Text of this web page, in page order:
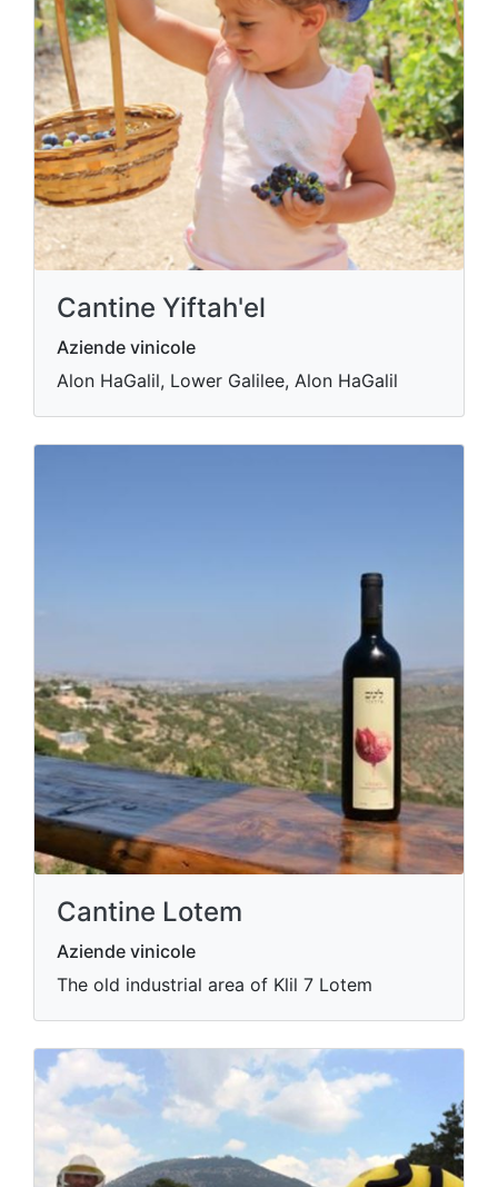
Cantine Yiftah'el
Aziende vinicole
Alon HaGalil, Lower Galilee, Alon HaGalil
Cantine Lotem
Aziende vinicole
The old industrial area of Klil 7 Lotem